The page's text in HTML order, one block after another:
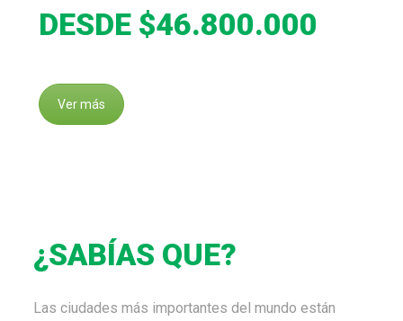
DESDE $46.800.000
Ver más
¿SABÍAS QUE?
Las ciudades más importantes del mundo están